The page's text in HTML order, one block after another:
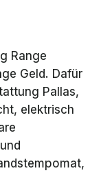
Range
Geld. Dafür
Pallas,
elektrisch